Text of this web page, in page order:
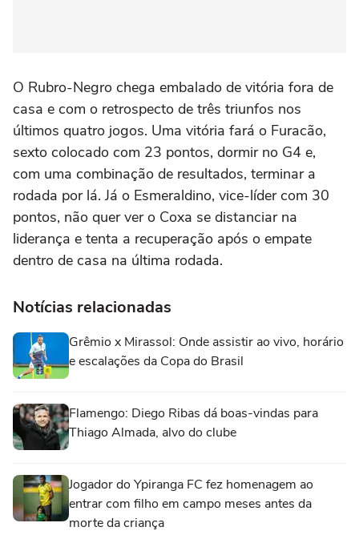
O Rubro-Negro chega embalado de vitória fora de
casa e com o retrospecto de três triunfos nos
últimos quatro jogos. Uma vitória fará o Furacão,
sexto colocado com 23 pontos, dormir no G4 e,
com uma combinação de resultados, terminar a
rodada por lá. Já o Esmeraldino, vice-líder com 30
pontos, não quer ver o Coxa se distanciar na
liderança e tenta a recuperação após o empate
dentro de casa na última rodada.
Notícias relacionadas
Grêmio x Mirassol: Onde assistir ao vivo, horário
e escalações da Copa do Brasil
Flamengo: Diego Ribas dá boas-vindas para
Thiago Almada, alvo do clube
Jogador do Ypiranga FC fez homenagem ao
entrar com filho em campo meses antes da
morte da criança